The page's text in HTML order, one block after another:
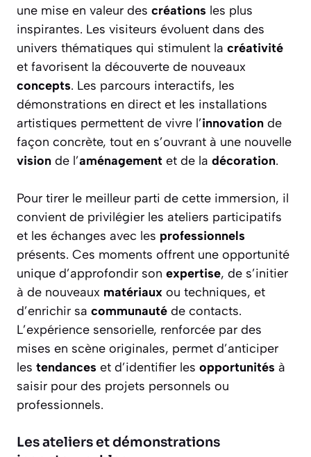
une mise en valeur des créations les plus
inspirantes. Les visiteurs évoluent dans des
univers thématiques qui stimulent la créativité
et favorisent la découverte de nouveaux
concepts. Les parcours interactifs, les
démonstrations en direct et les installations
artistiques permettent de vivre l’innovation de
façon concrète, tout en s’ouvrant à une nouvelle
vision de l’aménagement et de la décoration.
Pour tirer le meilleur parti de cette immersion, il
convient de privilégier les ateliers participatifs
et les échanges avec les professionnels
présents. Ces moments offrent une opportunité
unique d’approfondir son expertise, de s’initier
à de nouveaux matériaux ou techniques, et
d’enrichir sa communauté de contacts.
L’expérience sensorielle, renforcée par des
mises en scène originales, permet d’anticiper
les tendances et d’identifier les opportunités à
saisir pour des projets personnels ou
professionnels.
Les ateliers et démonstrations